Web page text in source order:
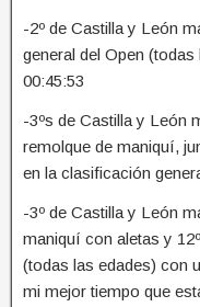
-2º de Castilla y León
general del Open
00:45:53
-3ºs de Castilla y León
remolque de maniquí,
en la clasificación
-3º de Castilla y León
maniquí con aletas y
(todas las edades) con
mi mejor tiempo que